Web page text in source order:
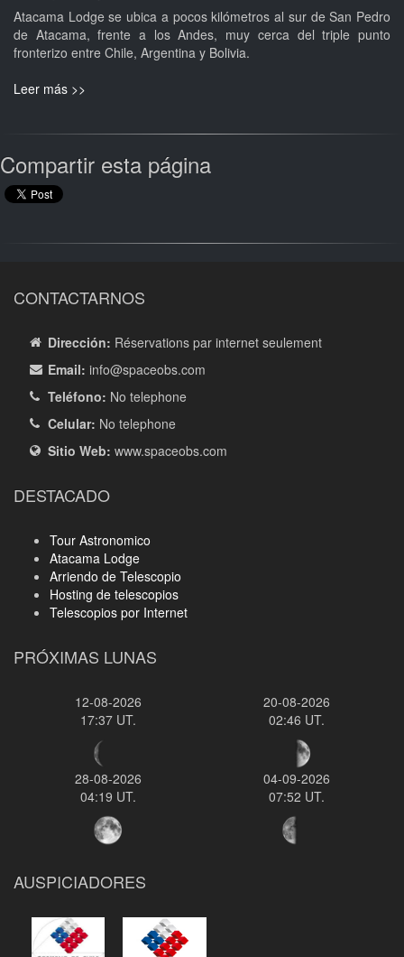
Atacama Lodge se ubica a pocos kilómetros al sur de San Pedro
de Atacama, frente a los Andes, muy cerca del triple punto
fronterizo entre Chile, Argentina y Bolivia.
Leer más >>
Compartir esta página
CONTACTARNOS
Dirección: Réservations par internet seulement
Email: info@spaceobs.com
Teléfono: No telephone
Celular: No telephone
Sitio Web: www.spaceobs.com
DESTACADO
Tour Astronomico
Atacama Lodge
Arriendo de Telescopio
Hosting de telescopios
Telescopios por Internet
PRÓXIMAS LUNAS
12-08-2026
17:37 UT.
20-08-2026
02:46 UT.
28-08-2026
04:19 UT.
04-09-2026
07:52 UT.
AUSPICIADORES